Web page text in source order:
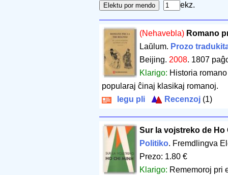
ekz.
(Nehavebla) Romano
Laŭlum. Prozo
Beijing. 2008. 1807
Klarigo: Historia
popularaj ĉinaj klasikaj romanoj.
legu pli
Recenzoj (1)
Sur la vojstreko de Ho
Politiko. Fremdlingva
Prezo: 1.80 €
Klarigo: Rememoroj pri